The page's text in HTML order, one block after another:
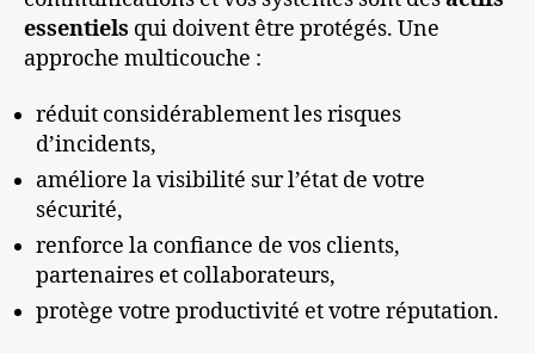
essentiels qui doivent être protégés. Une
approche multicouche :
réduit considérablement les risques
d’incidents,
améliore la visibilité sur l’état de votre
sécurité,
renforce la confiance de vos clients,
partenaires et collaborateurs,
protège votre productivité et votre réputation.